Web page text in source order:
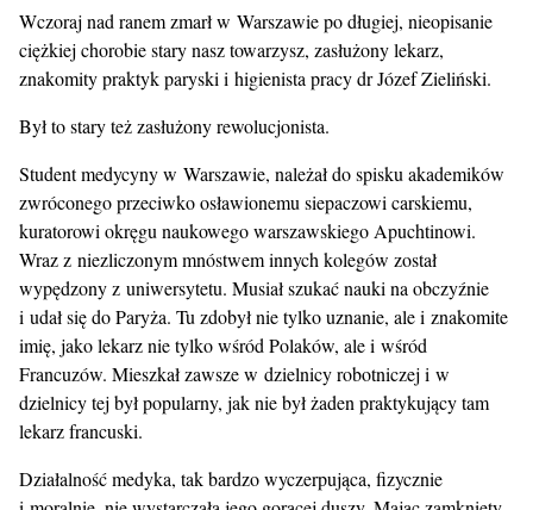
Wczoraj nad ranem zmarł w Warszawie po długiej, nieopisanie
ciężkiej chorobie stary nasz towarzysz, zasłużony lekarz,
znakomity praktyk paryski i higienista pracy dr Józef Zieliński.
Był to stary też zasłużony rewolucjonista.
Student medycyny w Warszawie, należał do spisku akademików
zwróconego przeciwko osławionemu siepaczowi carskiemu,
kuratorowi okręgu naukowego warszawskiego Apuchtinowi.
Wraz z niezliczonym mnóstwem innych kolegów został
wypędzony z uniwersytetu. Musiał szukać nauki na obczyźnie
i udał się do Paryża. Tu zdobył nie tylko uznanie, ale i znakomite
imię, jako lekarz nie tylko wśród Polaków, ale i wśród
Francuzów. Mieszkał zawsze w dzielnicy robotniczej i w
dzielnicy tej był popularny, jak nie był żaden praktykujący tam
lekarz francuski.
Działalność medyka, tak bardzo wyczerpująca, fizycznie